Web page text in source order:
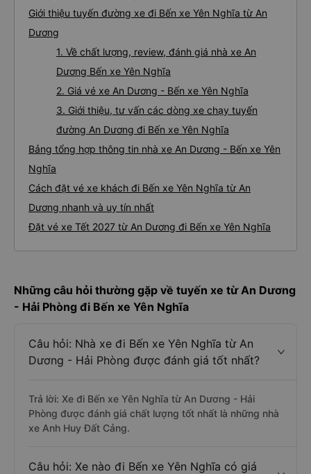
Giới thiệu tuyến đường xe đi Bến xe Yên Nghĩa từ An
Dương
1. Về chất lượng, review, đánh giá nhà xe An
Dương Bến xe Yên Nghĩa
2. Giá vé xe An Dương - Bến xe Yên Nghĩa
3. Giới thiệu, tư vấn các dòng xe chạy tuyến
đường An Dương đi Bến xe Yên Nghĩa
Bảng tổng hợp thông tin nhà xe An Dương - Bến xe Yên
Nghĩa
Cách đặt vé xe khách đi Bến xe Yên Nghĩa từ An
Dương nhanh và uy tín nhất
Đặt vé xe Tết 2027 từ An Dương đi Bến xe Yên Nghĩa
Những câu hỏi thường gặp về tuyến xe từ An Dương
- Hải Phòng đi Bến xe Yên Nghĩa
Câu hỏi: Nhà xe đi Bến xe Yên Nghĩa từ An
Dương - Hải Phòng được đánh giá tốt nhất?
Trả lời: Xe đi Bến xe Yên Nghĩa từ An Dương - Hải
Phòng được đánh giá chất lượng tốt nhất là những nhà
xe Anh Huy Đất Cảng.
Câu hỏi: Xe nào đi Bến xe Yên Nghĩa có giá